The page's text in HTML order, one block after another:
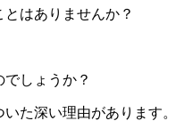
はありませんか？
。
しょうか？
た深い理由があります。